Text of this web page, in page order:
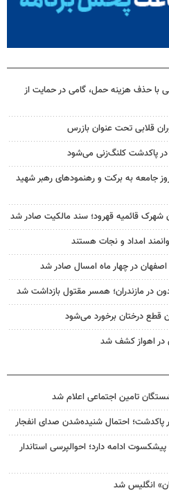
با حذف هزینه حمل، گامی در حمایت از
قلابی تحت عنوان بازرس
جامعه به برکت و رهنمودهای رهبر شهید
امداد و نجات هستند
در مازندران؛ همسر مقتول بازداشت شد
قطع درختان برخورد می‌شود
تامین اجتماعی اعلام شد
پاکدشت؛ احتمال شنیده‌شدن صدای انفجار
ادامه دارد؛ احوالپرسی استاندار
انگلیس شد